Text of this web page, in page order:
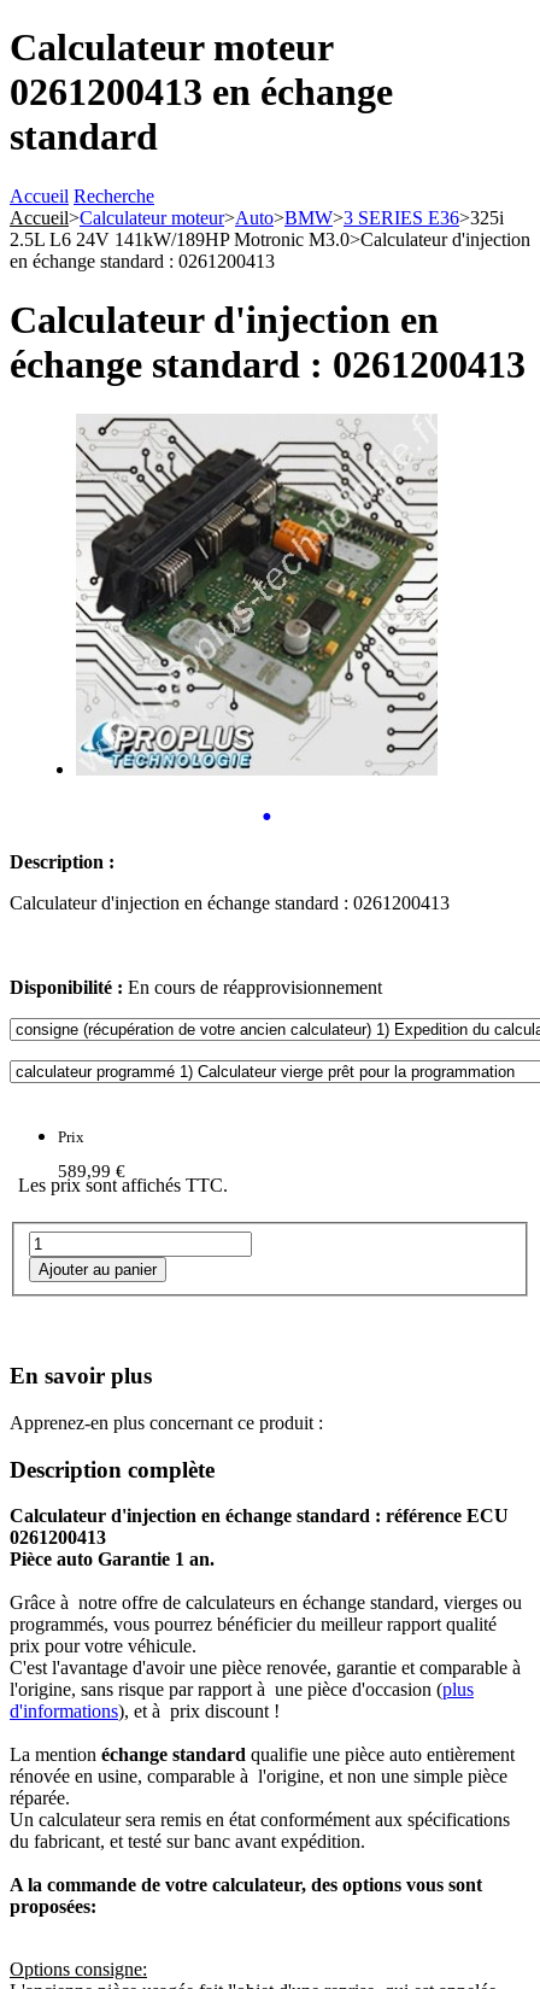
Calculateur moteur
0261200413 en échange
standard
Accueil Recherche
Accueil>Calculateur moteur>Auto>BMW>3 SERIES E36>325i
2.5L L6 24V 141kW/189HP Motronic M3.0>Calculateur d'injection
en échange standard : 0261200413
Calculateur d'injection en
échange standard : 0261200413
•
Description :
Calculateur d'injection en échange standard : 0261200413
Disponibilité : En cours de réapprovisionnement
Prix
589,99 €
Les prix sont affichés TTC.
En savoir plus
Apprenez-en plus concernant ce produit :
Description complète
Calculateur d'injection en échange standard : référence ECU
0261200413
Pièce auto Garantie 1 an.
Grâce à notre offre de calculateurs en échange standard, vierges ou
programmés, vous pourrez bénéficier du meilleur rapport qualité
prix pour votre véhicule.
C'est l'avantage d'avoir une pièce renovée, garantie et comparable à
l'origine, sans risque par rapport à une pièce d'occasion (plus
d'informations), et à prix discount !
La mention échange standard qualifie une pièce auto entièrement
rénovée en usine, comparable à l'origine, et non une simple pièce
réparée.
Un calculateur sera remis en état conformément aux spécifications
du fabricant, et testé sur banc avant expédition.
A la commande de votre calculateur, des options vous sont
proposées:
Options consigne: